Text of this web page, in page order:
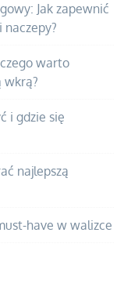
Jak zapewnić
naczepy?
warto
wkrą?
i gdzie się
najlepszą
have w walizce